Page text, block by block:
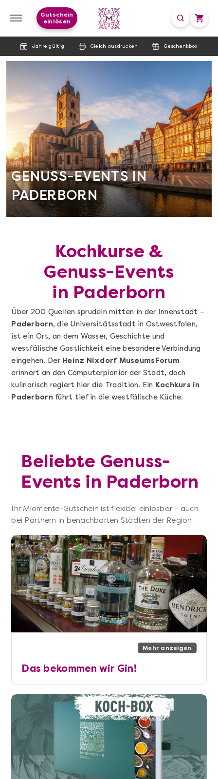
Jahre gültig Gleich ausdrucken Geschenkbox
Gutschein
einlösen
GENUSS-EVENTS IN
PADERBORN
Kochkurse &
Genuss-Events
in Paderborn
Über 200 Quellen sprudeln mitten in der Innenstadt –
Paderborn, die Universitätsstadt in Ostwestfalen,
ist ein Ort, an dem Wasser, Geschichte und
westfälische Gastlichkeit eine besondere Verbindung
eingehen. Der Heinz Nixdorf MuseumsForum
erinnert an den Computerpionier der Stadt, doch
kulinarisch regiert hier die Tradition. Ein Kochkurs in
Paderbornführt tief in die westfälische Küche.
Beliebte Genuss-
Events in Paderborn
Ihr Miomente-Gutschein ist flexibel einlösbar – auch
bei Partnern in benachbarten Städten der Region.
Mehr anzeigen
Das bekommen wir Gin!